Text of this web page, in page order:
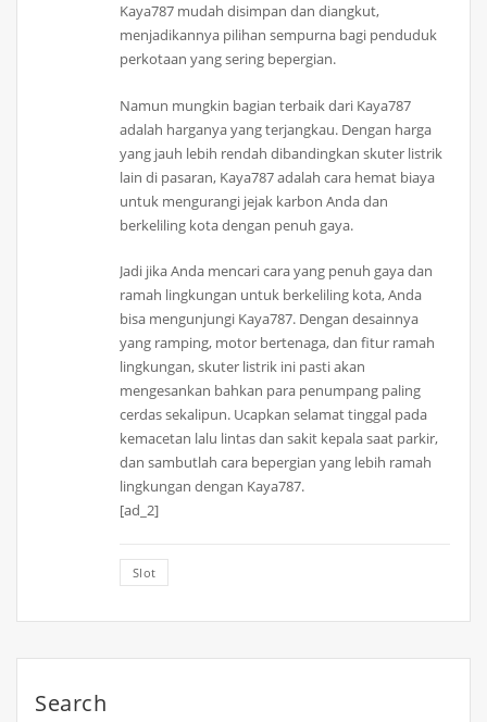
Kaya787 mudah disimpan dan diangkut,
menjadikannya pilihan sempurna bagi penduduk
perkotaan yang sering bepergian.
Namun mungkin bagian terbaik dari Kaya787
adalah harganya yang terjangkau. Dengan harga
yang jauh lebih rendah dibandingkan skuter listrik
lain di pasaran, Kaya787 adalah cara hemat biaya
untuk mengurangi jejak karbon Anda dan
berkeliling kota dengan penuh gaya.
Jadi jika Anda mencari cara yang penuh gaya dan
ramah lingkungan untuk berkeliling kota, Anda
bisa mengunjungi Kaya787. Dengan desainnya
yang ramping, motor bertenaga, dan fitur ramah
lingkungan, skuter listrik ini pasti akan
mengesankan bahkan para penumpang paling
cerdas sekalipun. Ucapkan selamat tinggal pada
kemacetan lalu lintas dan sakit kepala saat parkir,
dan sambutlah cara bepergian yang lebih ramah
lingkungan dengan Kaya787.
[ad_2]
Slot
Search